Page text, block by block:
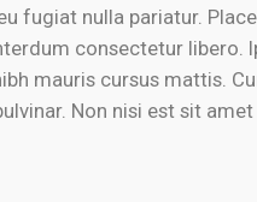
fugiat nulla pariatur.
consectetur libero.
mauris cursus mattis.
Non nisi est sit